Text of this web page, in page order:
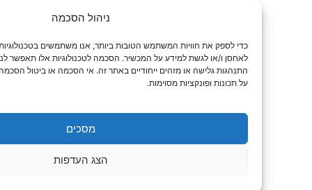
ניהול הסכמה
לאחסן ו/או לגשת למידע על המכשיר. הסכמה לטכנולוגיות אלו תאפשר לנו לעבד נתונים
התנהגות גלישה או מזהים ייחודיים באתר זה. אי הסכמה או ביטול הסכמה עלולים
על תכונות ופונקציות מסוימות.
הצג העדפות